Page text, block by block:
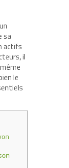
sa
actifs
il
le